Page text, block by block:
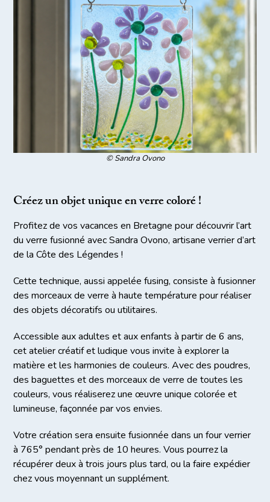
© Sandra Ovono
Créez un objet unique en verre coloré !
Profitez de vos vacances en Bretagne pour découvrir l’art
du verre fusionné avec Sandra Ovono, artisane verrier d’art
de la Côte des Légendes !
Cette technique, aussi appelée fusing, consiste à fusionner
des morceaux de verre à haute température pour réaliser
des objets décoratifs ou utilitaires.
Accessible aux adultes et aux enfants à partir de 6 ans,
cet atelier créatif et ludique vous invite à explorer la
matière et les harmonies de couleurs. Avec des poudres,
des baguettes et des morceaux de verre de toutes les
couleurs, vous réaliserez une œuvre unique colorée et
lumineuse, façonnée par vos envies.
Votre création sera ensuite fusionnée dans un four verrier
à 765° pendant près de 10 heures. Vous pourrez la
récupérer deux à trois jours plus tard, ou la faire expédier
chez vous moyennant un supplément.